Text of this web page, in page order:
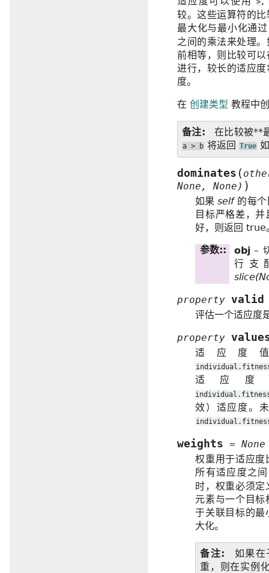
较。这些运算符的
最大化与最小化通
之间的乘法来处理
前相等，则比较可
进行，较长的适应
度。
在创建类型 教程中
备注 在比较被**
a > b 将返回True
dominates (
None,
None) )
如果self的每个
目标严格差，
好，则返回 true
参数: obj –
行支
property valid
评估一个适应度
property
适应度
适应
效）适应度。
weights = None
权重用于适应度
所有适应度之
时，权重必须
元素与一个目
于关联目标的最
大化。
备注
如果在
重，则在实例